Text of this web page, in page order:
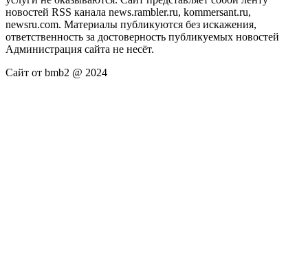
новостей RSS канала news.rambler.ru, kommersant.ru,
newsru.com. Материалы публикуются без искажения,
ответственность за достоверность публикуемых новостей
Администрация сайта не несёт.
Сайт от bmb2 @ 2024